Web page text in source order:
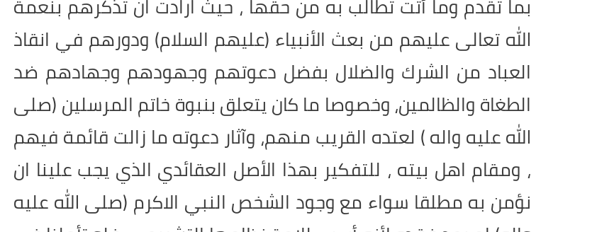
الله تعالى عليهم من بعث الأنبياء (عليهم السلام) ودورهم في انقاذ
العباد من الشرك والضلال بفضل دعوتهم وجهودهم وجهادهم ضد
الطغاة والظالمين، وخصوصا ما كان يتعلق بنبوة خاتم المرسلين (صلى
الله عليه واله ) لعتده القريب منهم، وآثار دعوته ما زالت قائمة فيهم
، ومقام اهل بيته ، للتفكير بهذا الأصل العقائدي الذي يجب علينا ان
نؤمن به مطلقا سواء مع وجود الشخص النبي الاكرم (صلى الله عليه